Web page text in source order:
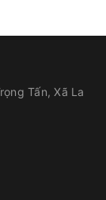
Tấn, Xã La